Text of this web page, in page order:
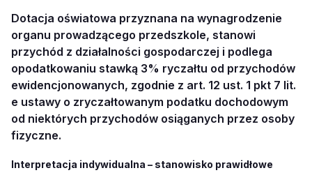
Dotacja oświatowa przyznana na wynagrodzenie
organu prowadzącego przedszkole, stanowi
przychód z działalności gospodarczej i podlega
opodatkowaniu stawką 3% ryczałtu od przychodów
ewidencjonowanych, zgodnie z art. 12 ust. 1 pkt 7 lit.
e ustawy o zryczałtowanym podatku dochodowym
od niektórych przychodów osiąganych przez osoby
fizyczne.
Interpretacja indywidualna – stanowisko prawidłowe